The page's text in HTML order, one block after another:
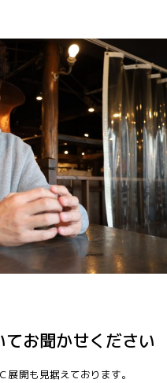
お聞かせください
開も見据えております。